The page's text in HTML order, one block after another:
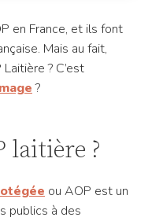
en France, et ils font
Mais au fait,
Laitière ? C’est
?
laitière ?
ou AOP est un
publics à des